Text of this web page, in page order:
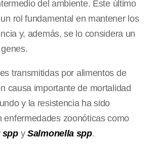
del ambiente. Este último
rol fundamental en mantener los
y, además, se lo considera un
transmitidas por alimentos de
causa importante de mortalidad
y la resistencia ha sido
enfermedades zoonóticas como
sppySalmonella spp.